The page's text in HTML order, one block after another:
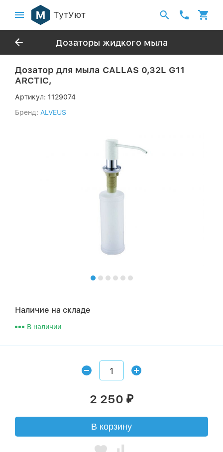
ТутУют
Дозаторы жидкого мыла
Дозатор для мыла CALLAS 0,32L G11
ARCTIC,
Артикул: 1129074
Бренд: ALVEUS
Наличие на складе
В наличии
2 250 ₽
В корзину